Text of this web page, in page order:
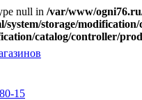
null in /var/www/
storage/
catalog/controller/
15